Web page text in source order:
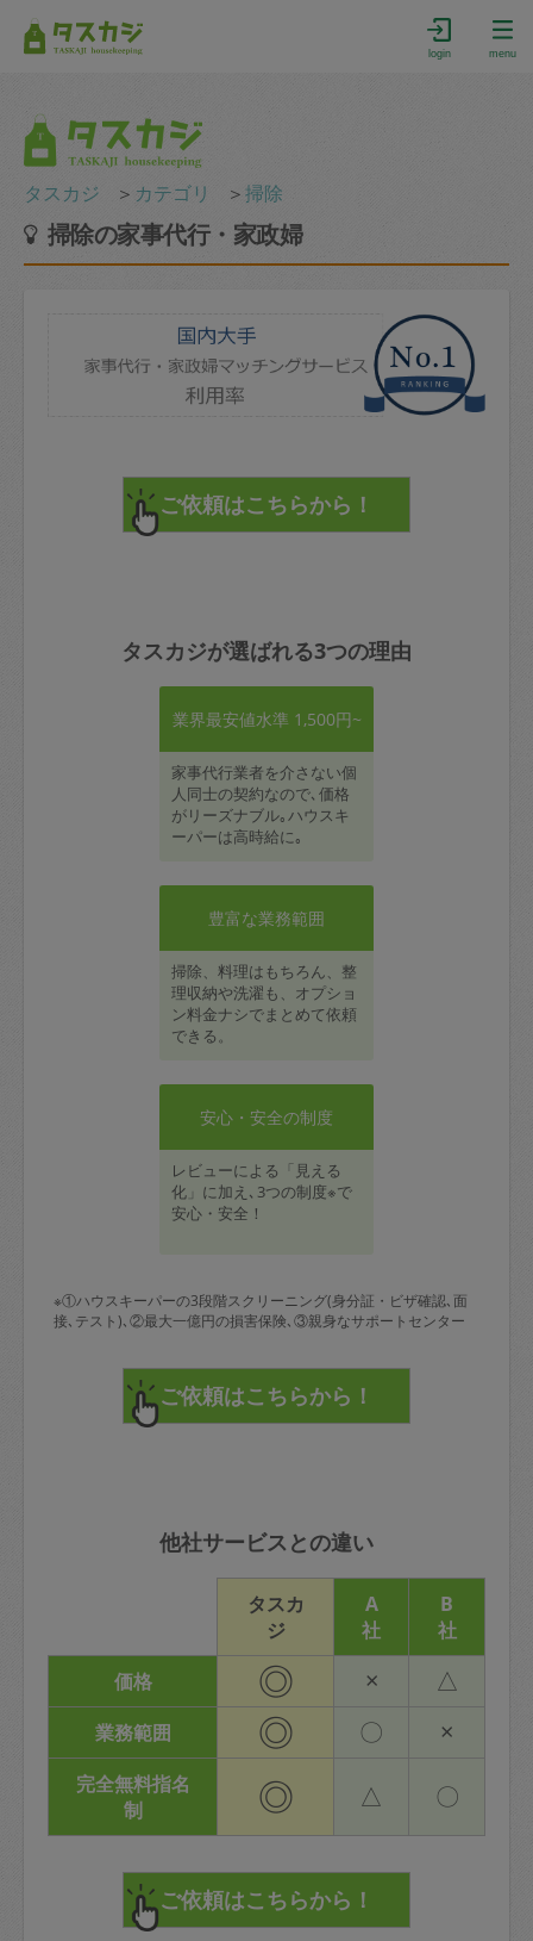
login menu
タスカジ ＞ カテゴリ ＞掃除
掃除の家事代行・家政婦
タスカジが選ばれる3つの理由
業界最安値水準 1,500円~
家事代行業者を介さない個
人同士の契約なので､価格
がリーズナブル｡ハウスキ
ーパーは高時給に｡
豊富な業務範囲
掃除、料理はもちろん、整
理収納や洗濯も、オプショ
ン料金ナシでまとめて依頼
できる。
安心・安全の制度
レビューによる「見える
化」に加え､3つの制度※で
安心・安全！
※①ハウスキーパーの3段階スクリーニング(身分証・ビザ確認､面
接､テスト)､②最大一億円の損害保険､③親身なサポートセンター
他社サービスとの違い
タスカ
ジ
A
社
B
社
価格
◎ × △
業務範囲 ◎ 〇 ×
完全無料指名
制
◎ △ 〇